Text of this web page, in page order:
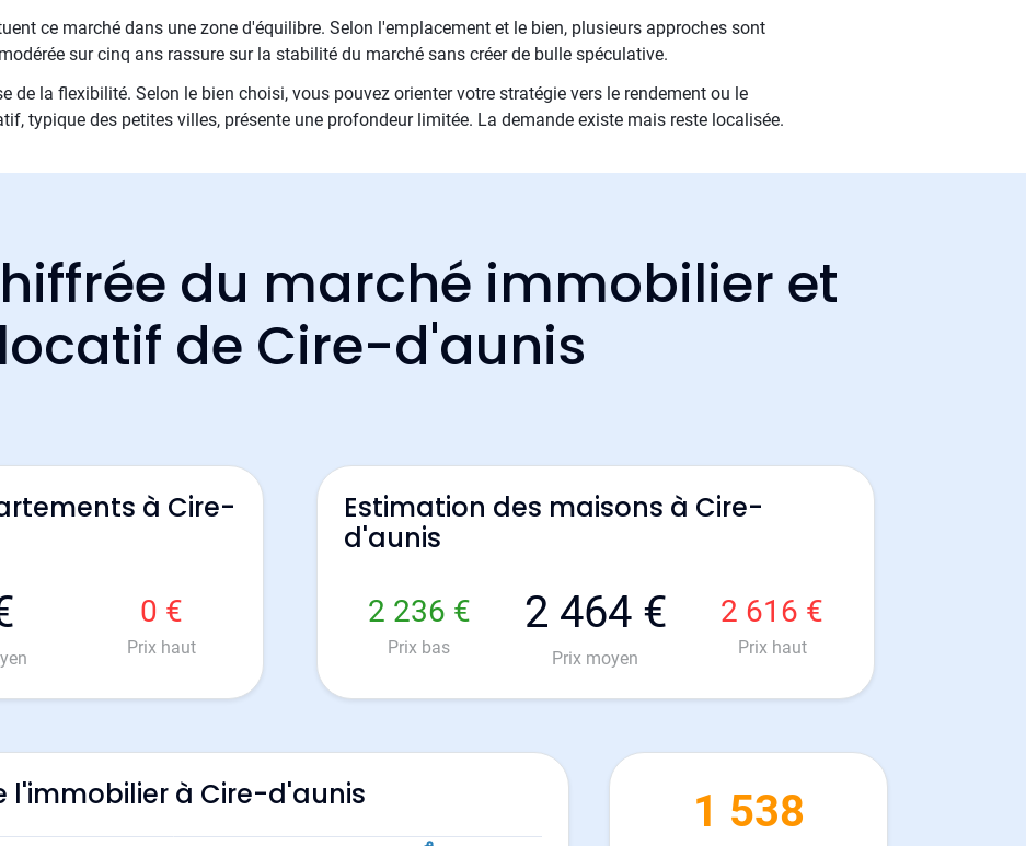
ce marché dans une zone d'équilibre. Selon l'emplacement et le bien, plusieurs approches sont
sur cinq ans rassure sur la stabilité du marché sans créer de bulle spéculative.
de la flexibilité. Selon le bien choisi, vous pouvez orienter votre stratégie vers le rendement ou le
typique des petites villes, présente une profondeur limitée. La demande existe mais reste localisée.
du marché immobilier et
locatif de Cire-d'aunis
à Cire-
0 €
Prix haut
Estimation des maisons à Cire-
d'aunis
2 236 €
Prix bas
2 464 €
Prix moyen
2 616 €
Prix haut
l'immobilier à Cire-d'aunis 1 538